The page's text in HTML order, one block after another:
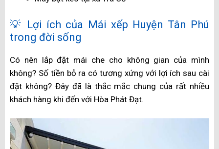
💡 Lợi ích của Mái xếp Huyện Tân Phú
trong đời sống
Có nên lắp đặt mái che cho không gian của mình
không? Số tiền bỏ ra có tương xứng với lợi ích sau cài
đặt không? Đây đã là thắc mắc chung của rất nhiều
khách hàng khi đến với Hòa Phát Đạt.